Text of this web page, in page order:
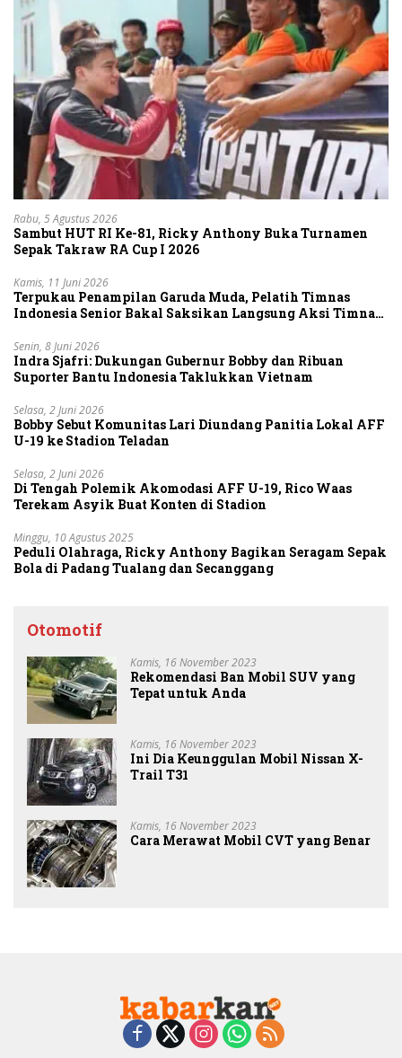
Rabu, 5 Agustus 2026
Sambut HUT RI Ke-81, Ricky Anthony Buka Turnamen
Sepak Takraw RA Cup I 2026
Kamis, 11 Juni 2026
Terpukau Penampilan Garuda Muda, Pelatih Timnas
Indonesia Senior Bakal Saksikan Langsung Aksi Timnas
Senin, 8 Juni 2026
Indra Sjafri: Dukungan Gubernur Bobby dan Ribuan
Suporter Bantu Indonesia Taklukkan Vietnam
Selasa, 2 Juni 2026
Bobby Sebut Komunitas Lari Diundang Panitia Lokal AFF
U-19 ke Stadion Teladan
Selasa, 2 Juni 2026
Di Tengah Polemik Akomodasi AFF U-19, Rico Waas
Terekam Asyik Buat Konten di Stadion
Minggu, 10 Agustus 2025
Peduli Olahraga, Ricky Anthony Bagikan Seragam Sepak
Bola di Padang Tualang dan Secanggang
Otomotif
Kamis, 16 November 2023
Rekomendasi Ban Mobil SUV yang
Tepat untuk Anda
Kamis, 16 November 2023
Ini Dia Keunggulan Mobil Nissan X-
Trail T31
Kamis, 16 November 2023
Cara Merawat Mobil CVT yang Benar